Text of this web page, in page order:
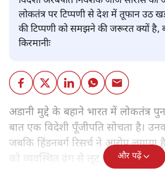
विदेशी अरबपति निवेशक जॉज सोरोस की
लोकतंत्र पर टिप्पणी से देश में तूफान उठ
की टिप्पणी को समझने की जरूरत क्यों है,
अडानी मुद्दे के बहाने भारत में लोकतंत्र
बात एक विदेशी पूँजीपति सोचता है।
जबकि हिंडनबर्ग रिसर्च ने आरोप
को व्यवस्थित ढंग से लूट रहा है। एक मुद्दा,
और पढ़ें